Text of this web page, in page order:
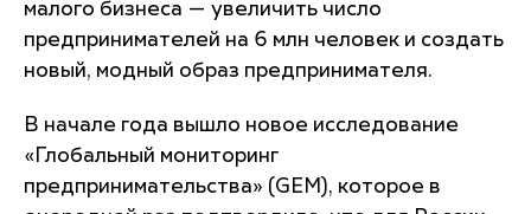
малого бизнеса — увеличить число
предпринимателей на 6 млн человек и создать
новый, модный образ предпринимателя.
В начале года вышло новое исследование
«Глобальный мониторинг
предпринимательства» (GEM), которое в